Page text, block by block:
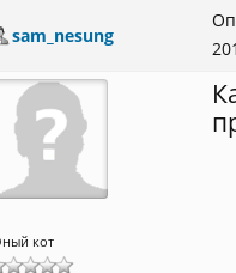
sam_nesung
кот